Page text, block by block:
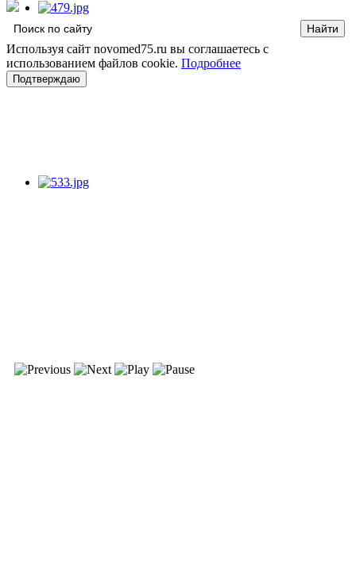
Используя сайт novomed75.ru вы соглашаетесь с
использованием файлов cookie. Подробнее
Подтверждаю